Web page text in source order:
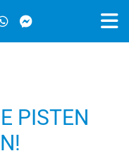
PISTEN